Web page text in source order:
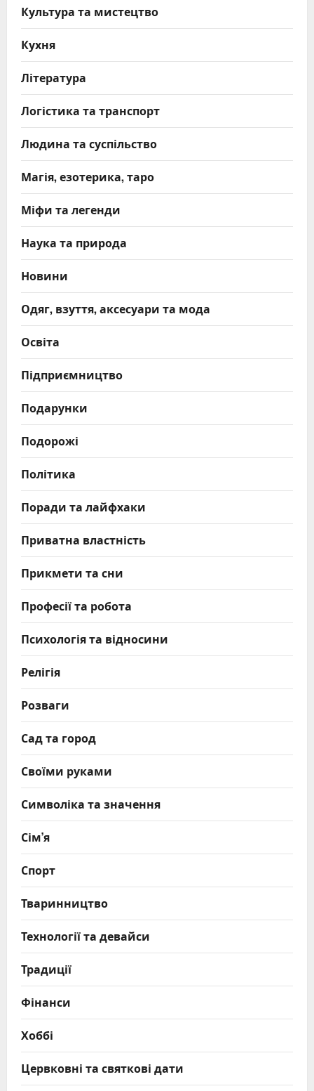
Культура та мистецтво
Кухня
Література
Логістика та транспорт
Людина та суспільство
Магія, езотерика, таро
Міфи та легенди
Наука та природа
Новини
Одяг, взуття, аксесуари та мода
Освіта
Підприємництво
Подарунки
Подорожі
Політика
Поради та лайфхаки
Приватна властність
Прикмети та сни
Професії та робота
Психологія та відносини
Релігія
Розваги
Сад та город
Своїми руками
Символіка та значення
Сім’я
Спорт
Тваринництво
Технології та девайси
Традиції
Фінанси
Хоббі
Цервковні та святкові дати